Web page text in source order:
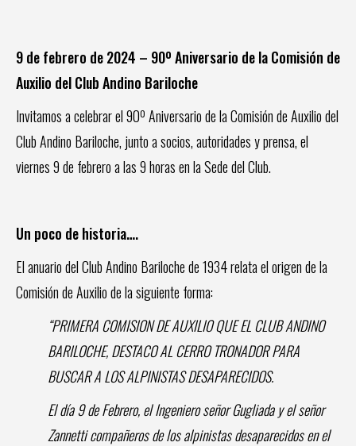
9 de febrero de 2024 – 90º Aniversario de la Comisión de
Auxilio del Club Andino Bariloche
Invitamos a celebrar el 90º Aniversario de la Comisión de Auxilio del
Club Andino Bariloche, junto a socios, autoridades y prensa, el
viernes 9 de febrero a las 9 horas en la Sede del Club.
Un poco de historia….
El anuario del Club Andino Bariloche de 1934 relata el origen de la
Comisión de Auxilio de la siguiente forma:
“PRIMERA COMISION DE AUXILIO QUE EL CLUB ANDINO
BARILOCHE, DESTACO AL CERRO TRONADOR PARA
BUSCAR A LOS ALPINISTAS DESAPARECIDOS.
El día 9 de Febrero, el Ingeniero señor Gugliada y el señor
Zannetti compañeros de los alpinistas desaparecidos en el